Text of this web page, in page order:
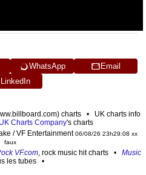
WhatsApp
Email
LinkedIn
charts • UK charts info
Charts Company's charts
/ VF Entertainment06/08/26 23h29:08 xx
faux
VF.com, rock music hit charts • Music
les tubes •